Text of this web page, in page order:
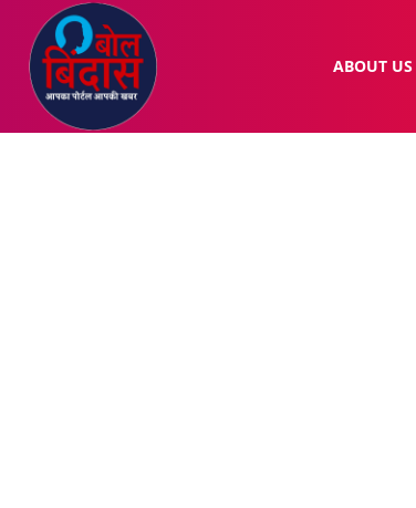
ABOUT US